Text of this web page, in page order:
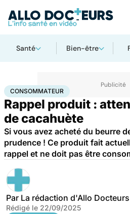
Santé Bien-être
AccueilSantéConsommateur
CONSOMMATEUR
Rappel produit :
de cacahuète
Si vous avez acheté du beurre
prudence ! Ce produit fait
rappel et ne doit pas être
Par La rédaction d'Allo
Rédigé le 22/09/2025